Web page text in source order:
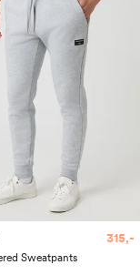
Sweatpants
315,-